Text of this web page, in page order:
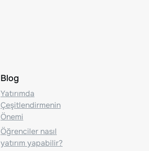
Blog
Yatırımda
Çeşitlendirmenin
Önemi
Öğrenciler nasıl
yatırım yapabilir?